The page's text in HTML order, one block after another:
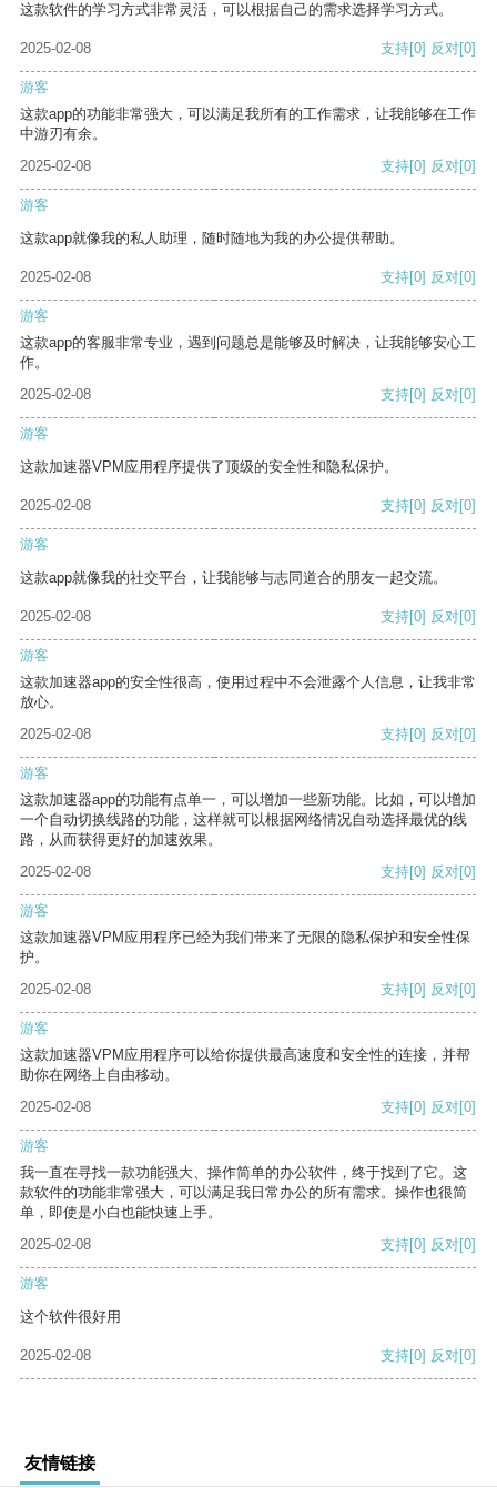
这款软件的学习方式非常灵活，可以根据自己的需求选择学习方式。
2025-02-08 支持[0] 反对[0]
游客
这款app的功能非常强大，可以满足我所有的工作需求，让我能够在工作
中游刃有余。
2025-02-08
支持[0] 反对[0]
游客
这款app就像我的私人助理，随时随地为我的办公提供帮助。
2025-02-08 支持[0] 反对[0]
游客
这款app的客服非常专业，遇到问题总是能够及时解决，让我能够安心工
作。
2025-02-08
支持[0] 反对[0]
游客
这款加速器VPM应用程序提供了顶级的安全性和隐私保护。
2025-02-08 支持[0] 反对[0]
游客
这款app就像我的社交平台，让我能够与志同道合的朋友一起交流。
2025-02-08 支持[0] 反对[0]
游客
这款加速器app的安全性很高，使用过程中不会泄露个人信息，让我非常
放心。
2025-02-08
支持[0] 反对[0]
游客
这款加速器app的功能有点单一，可以增加一些新功能。比如，可以增加
一个自动切换线路的功能，这样就可以根据网络情况自动选择最优的线
路，从而获得更好的加速效果。
2025-02-08
支持[0] 反对[0]
游客
这款加速器VPM应用程序已经为我们带来了无限的隐私保护和安全性保
护。
2025-02-08
支持[0] 反对[0]
游客
这款加速器VPM应用程序可以给你提供最高速度和安全性的连接，并帮
助你在网络上自由移动。
2025-02-08
支持[0] 反对[0]
游客
我一直在寻找一款功能强大、操作简单的办公软件，终于找到了它。这
款软件的功能非常强大，可以满足我日常办公的所有需求。操作也很简
单，即使是小白也能快速上手。
2025-02-08
支持[0] 反对[0]
游客
这个软件很好用
2025-02-08 支持[0] 反对[0]
友情链接